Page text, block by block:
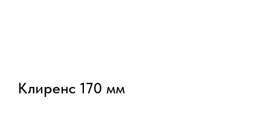
Клиренс 170 мм